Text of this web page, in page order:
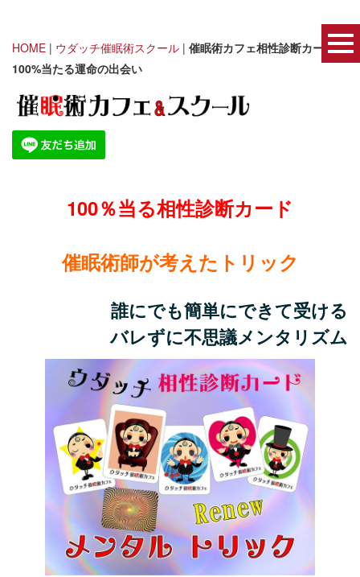
HOME | ウダッチ催眠術スクール | 催眠術カフェ相性診断カード｜
100%当たる運命の出会い
100％当る相性診断カード
催眠術師が考えたトリック
誰にでも簡単にできて受ける
バレずに不思議メンタリズム